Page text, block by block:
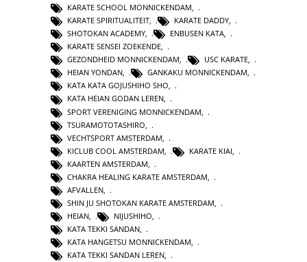
KARATE SCHOOL MONNICKENDAM,
KARATE SPIRITUALITEIT, KARATE DADDY,
SHOTOKAN ACADEMY, ENBUSEN KATA,
KARATE SENSEI ZOEKENDE,
GEZONDHEID MONNICKENDAM, USC KARATE,
HEIAN YONDAN, GANKAKU MONNICKENDAM,
KATA KATA GOJUSHIHO SHO,
KATA HEIAN GODAN LEREN,
SPORT VERENIGING MONNICKENDAM
TSURAMOTOTASHIRO
VECHTSPORT AMSTERDAM
KICLUB COOL AMSTERDAM
KARATE KIAI
KAARTEN AMSTERDAM
CHAKRA HEALING KARATE AMSTERDAM
AFVALLEN
SHIN JU SHOTOKAN KARATE AMSTERDAM
HEIAN, NIJUSHIHO,
KATA TEKKI SANDAN,
KATA HANGETSU MONNICKENDAM,
KATA TEKKI SANDAN LEREN,